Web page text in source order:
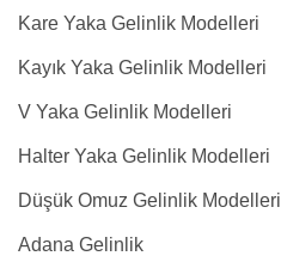
Kare Yaka Gelinlik Modelleri
Kayık Yaka Gelinlik Modelleri
V Yaka Gelinlik Modelleri
Halter Yaka Gelinlik Modelleri
Düşük Omuz Gelinlik Modelleri
Adana Gelinlik